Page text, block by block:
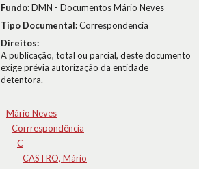
Fundo:DMN - Documentos Mário Neves
Tipo Documental:Correspondencia
Direitos:
A publicação, total ou parcial, deste documento
exige prévia autorização da entidade
detentora.
Mário Neves
Corrrespondência
C
CASTRO, Mário